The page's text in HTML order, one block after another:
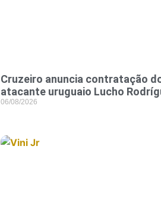
Cruzeiro anuncia contratação
atacante uruguaio Lucho
06/08/2026